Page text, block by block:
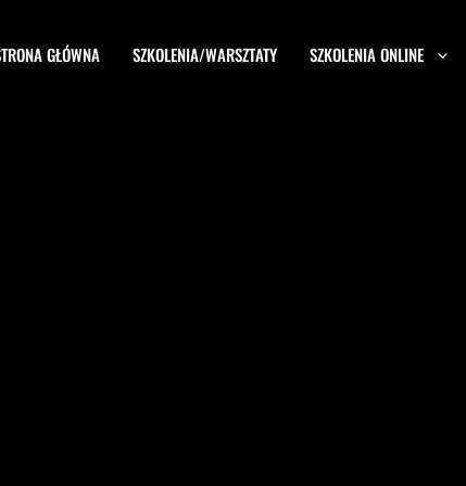
GŁÓWNA SZKOLENIA/WARSZTATY SZKOLENIA ONLINE